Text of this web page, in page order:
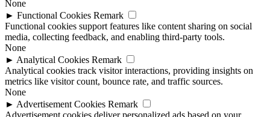
None
► Functional Cookies Remark
Functional cookies support features like content sharing on social
media, collecting feedback, and enabling third-party tools.
None
► Analytical Cookies Remark
Analytical cookies track visitor interactions, providing insights on
metrics like visitor count, bounce rate, and traffic sources.
None
► Advertisement Cookies Remark